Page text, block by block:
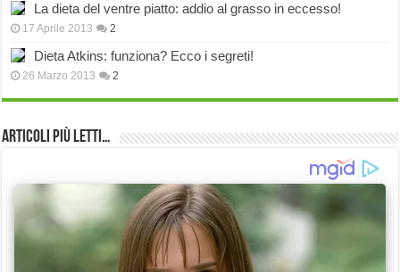
La dieta del ventre piatto: addio al grasso in eccesso!
17 Aprile 2013 2
Dieta Atkins: funziona? Ecco i segreti!
26 Marzo 2013 2
Articoli più Letti…